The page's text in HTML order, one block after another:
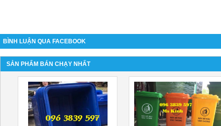
BÌNH LUẬN QUA FACEBOOK
SẢN PHẨM BÁN CHẠY NHẤT